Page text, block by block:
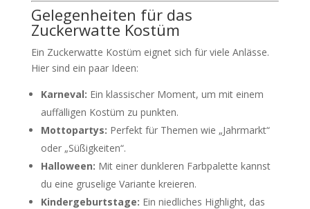
Gelegenheiten für das
Zuckerwatte Kostüm
Ein Zuckerwatte Kostüm eignet sich für viele Anlässe.
Hier sind ein paar Ideen:
Karneval: Ein klassischer Moment, um mit einem
auffälligen Kostüm zu punkten.
Mottopartys: Perfekt für Themen wie „Jahrmarkt“
oder „Süßigkeiten“.
Halloween: Mit einer dunkleren Farbpalette kannst
du eine gruselige Variante kreieren.
Kindergeburtstage: Ein niedliches Highlight, das